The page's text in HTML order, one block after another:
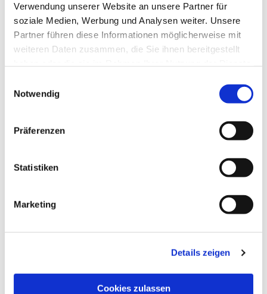
Verwendung unserer Website an unsere Partner für
soziale Medien, Werbung und Analysen weiter. Unsere
Partner führen diese Informationen möglicherweise mit
weiteren Daten zusammen, die Sie ihnen bereitgestellt
Notwendig
Präferenzen
Statistiken
Marketing
Details zeigen
Cookies zulassen
Frederike Wieneke,
Gemeindepädagogin und
Prädikantin
33014 Bad Driburg